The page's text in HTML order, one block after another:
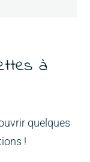
à
quelques
!